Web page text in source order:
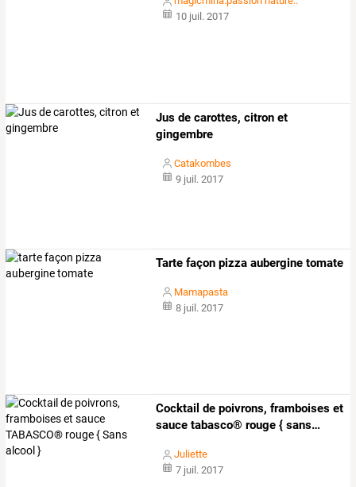
10 juil. 2017
Jus de carottes, citron et
gingembre
Catakombes
9 juil. 2017
Tarte façon pizza aubergine tomate
Mamapasta
8 juil. 2017
Cocktail de poivrons, framboises et
sauce tabasco® rouge { sans…
Juliette
7 juil. 2017